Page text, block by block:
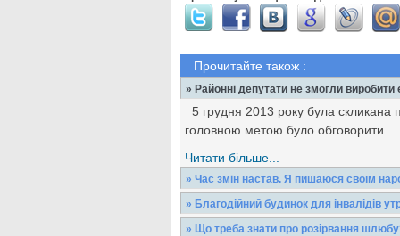
Прочитайте також :
» Районні депутати не змогли виробити
5 грудня 2013 року була скликана
головною метою було обговорити...
Читати більше...
» Час змін настав. Я пишаюся своїм
Суспільство живе не тільки за
зумовлюють наш принцип буття.Але
» Благодійний будинок для інвалідів
Нуль гривень платять батьки за
» Що треба знати про розірвання